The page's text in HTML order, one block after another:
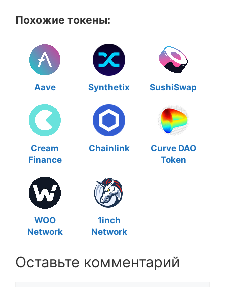
Похожие токены:
Aave Synthetix SushiSwap
Cream
Finance
Chainlink
Curve DAO
Token
WOO
Network
1inch
Network
Оставьте комментарий